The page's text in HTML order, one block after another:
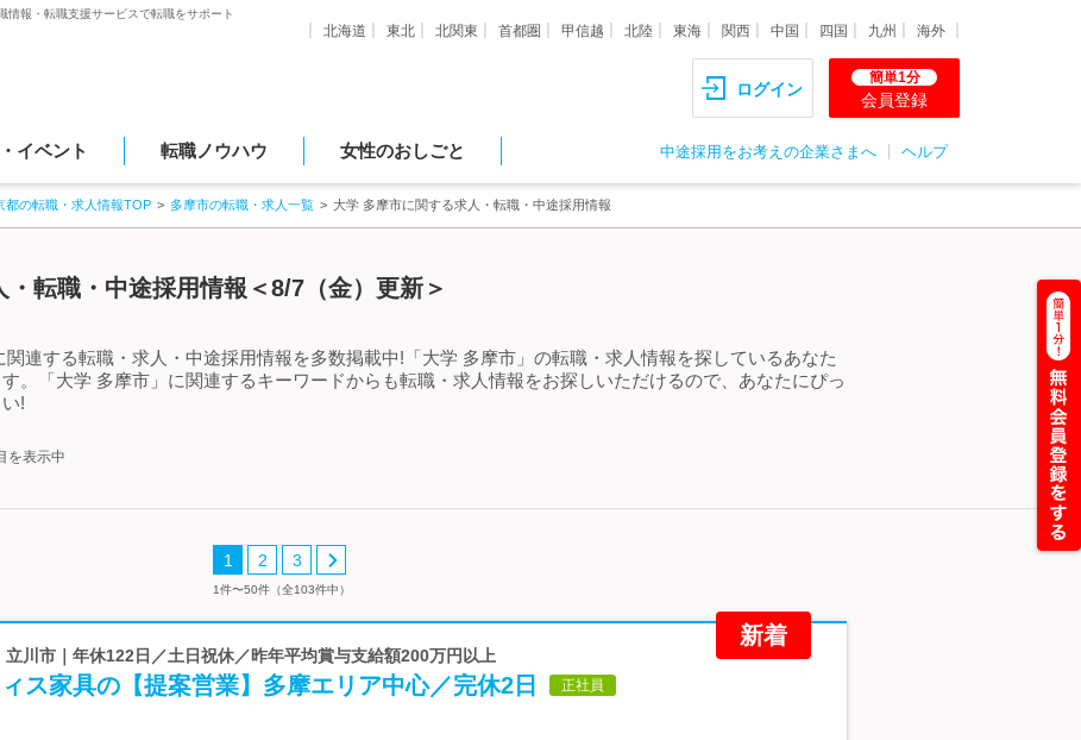
情報・転職支援サービスで転職をサポート
北海道 東北 北関東 首都圏 甲信越 北陸 東海 関西 中国 四国 九州 海外
ログイン
簡単1分
会員登録
イベント 転職ノウハウ 女性のおしごと 中途採用をお考えの企業さまへ ヘルプ
都の転職・求人情報TOP 多摩市の転職・求人一覧 大学 多摩市に関する求人・転職・中途採用情報
転職・中途採用情報＜8/7（金）更新＞
連する転職・求人・中途採用情報を多数掲載中!「大学 多摩市」の転職・求人情報を探しているあなた
。「大学 多摩市」に関連するキーワードからも転職・求人情報をお探しいただけるので、あなたにぴっ
!
を表示中
1 2 3
1件〜50件（全103件中）
新着
川市｜年休122日／土日祝休／昨年平均賞与支給額200万円以上
ス家具の【提案営業】多摩エリア中心／完休2日 正社員